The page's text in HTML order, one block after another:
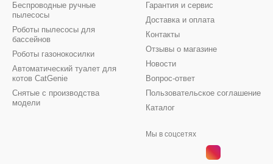
Беспроводные ручные
пылесосы
Роботы пылесосы для
бассейнов
Роботы газонокосилки
Автоматический туалет для
котов CatGenie
Снятые с производства
модели
Гарантия и сервис
Доставка и оплата
Контакты
Отзывы о магазине
Новости
Вопрос-ответ
Пользовательское соглашение
Каталог
Мы в соцсетях